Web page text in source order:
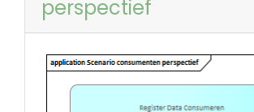
perspectief